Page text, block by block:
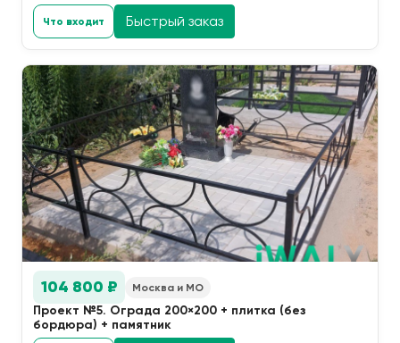
Что входит Быстрый заказ
104 800 ₽ Москва и МО
Проект №5. Ограда 200×200 + плитка (без
бордюра) + памятник